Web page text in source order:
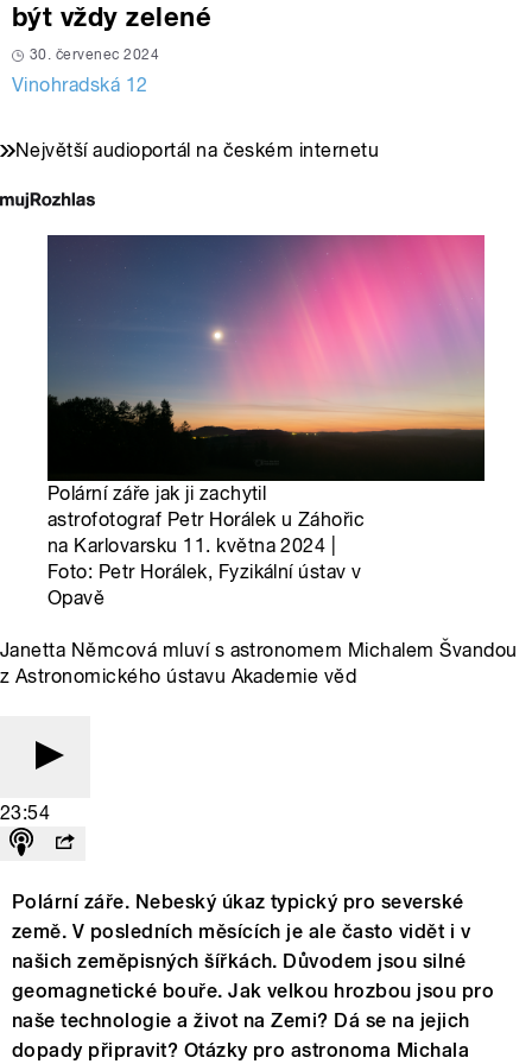
být vždy zelené
30. červenec 2024
Vinohradská 12
Největší audioportál na českém internetu
Polární záře jak ji zachytil
astrofotograf Petr Horálek u Záhořic
na Karlovarsku 11. května 2024 |
Foto: Petr Horálek, Fyzikální ústav v
Opavě
Janetta Němcová mluví s astronomem Michalem Švandou
z Astronomického ústavu Akademie věd
23:54
Polární záře. Nebeský úkaz typický pro severské
země. V posledních měsících je ale často vidět i v
našich zeměpisných šířkách. Důvodem jsou silné
geomagnetické bouře. Jak velkou hrozbou jsou pro
naše technologie a život na Zemi? Dá se na jejich
dopady připravit? Otázky pro astronoma Michala